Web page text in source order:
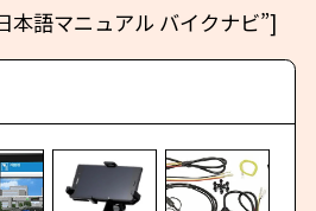
語マニュアル バイクナビ”]